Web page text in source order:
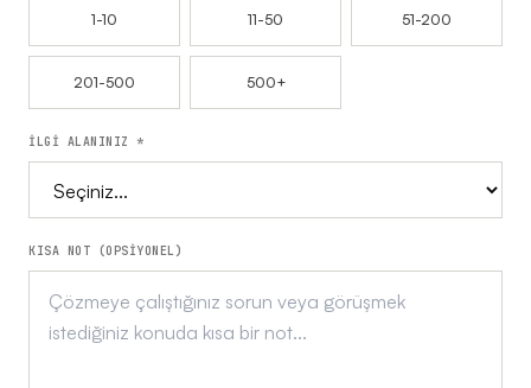
1-10 11-50 51-200
201-500 500+
İLGİ ALANINIZ *
KISA NOT (OPSİYONEL)